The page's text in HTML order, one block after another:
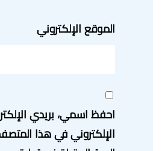
الموقع الإلكتروني
احفظ اسمي، بريدي
الإلكتروني في هذا